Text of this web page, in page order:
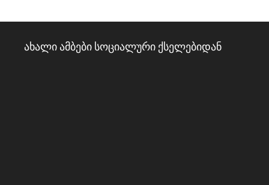
ახალი ამბები სოციალური ქსელებიდან